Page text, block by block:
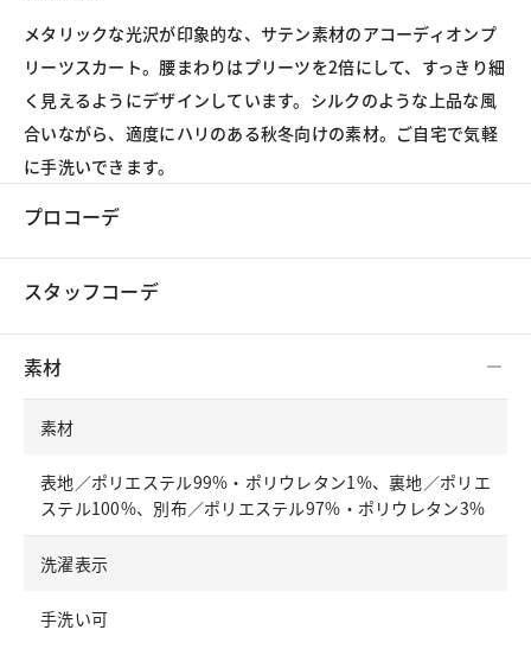
メタリックな光沢が印象的な、サテン素材のアコーディオンプ
リーツスカート。腰まわりはプリーツを2倍にして、すっきり細
く見えるようにデザインしています。シルクのような上品な風
合いながら、適度にハリのある秋冬向けの素材。ご自宅で気軽
に手洗いできます。
プロコーデ
スタッフコーデ
素材
素材
表地／ポリエステル99%・ポリウレタン1%、裏地／ポリエ
ステル100%、別布／ポリエステル97%・ポリウレタン3%
洗濯表示
手洗い可